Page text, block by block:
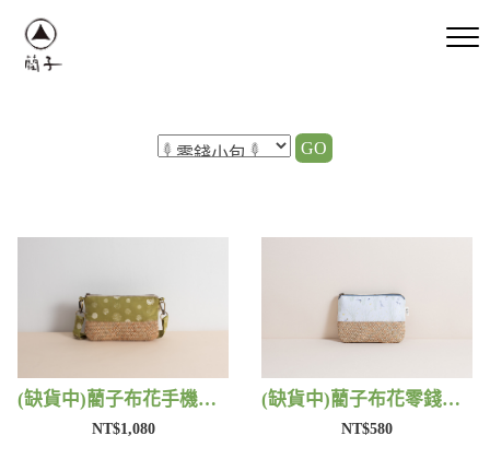
GO
(缺貨中)藺子布花手機包 | 藺子
NT$1,080
(缺貨中)藺子布花零錢包 | 藺子
NT$580